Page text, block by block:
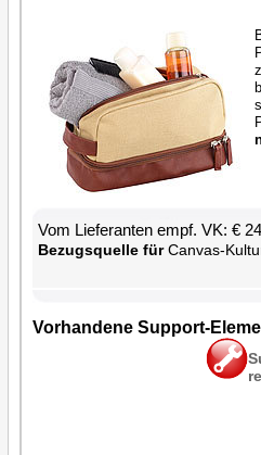
Vom Lie­fe­ran­ten empf. VK: €
Be­zugs­quel­le fürCan­vas-
Vor­han­de­ne Sup­port-